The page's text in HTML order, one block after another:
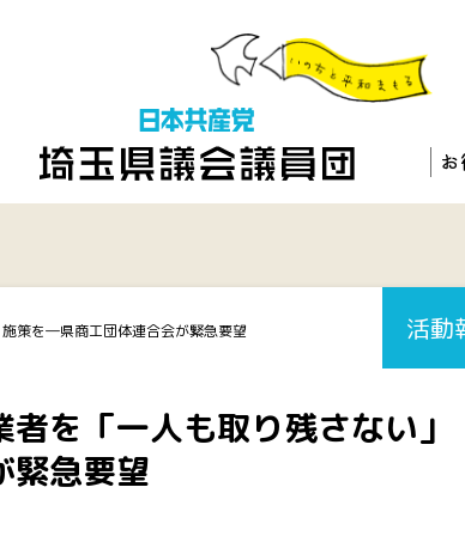
策を―県商工団体連合会が緊急要望
を「一人も取り残さない」
急要望
活動